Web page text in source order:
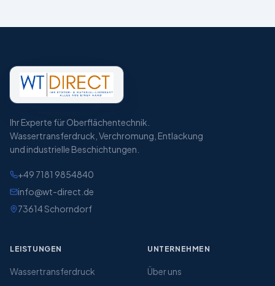
Ihr Experte für Oberflächentechnik.
Wassertransferdruck, Verchromung, Entlackung
und industrielle Beschichtungen.
+49 7181 9854840
info@wt-direct.de
73614Schorndorf
LEISTUNGEN
Wassertransferdruck
UNTERNEHMEN
Über uns